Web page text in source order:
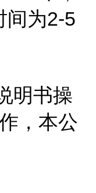
间为2-5
明书操
，本公